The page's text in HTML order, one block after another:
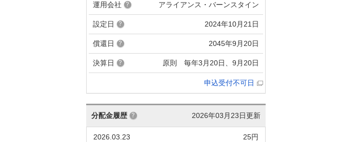
運用会社 アライアンス・バーンスタイン
設定日 2024年10月21日
償還日 2045年9月20日
決算日 原則 毎年3月20日、9月20日
申込受付不可日
2026年03月23日更新
分配金履歴
2026.03.23 25円